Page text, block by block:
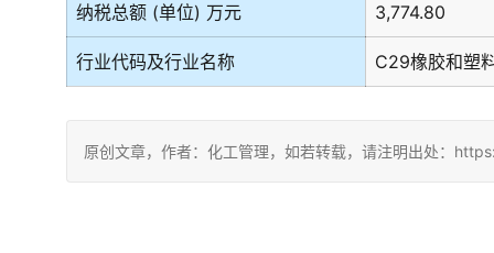
纳税总额 (单位) 万元 3,774.80
行业代码及行业名称 C29橡胶和塑
原创文章，作者：化工管理，如若转载，请注明出处：